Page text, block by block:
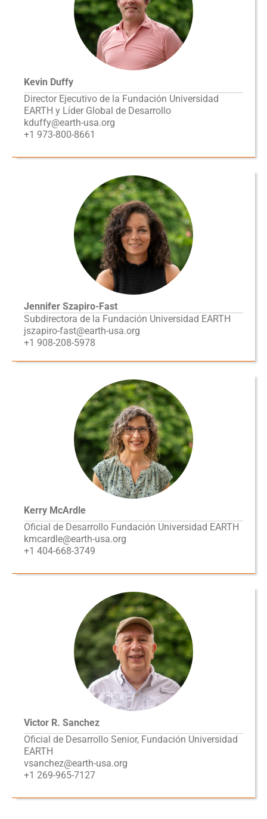
Kevin Duffy
Director Ejecutivo de la Fundación Universidad
EARTH y Líder Global de Desarrollo
kduffy@earth-usa.org
+1 973-800-8661
Jennifer Szapiro-Fast
Subdirectora de la Fundación Universidad EARTH
jszapiro-fast@earth-usa.org
+1 908-208-5978
Kerry McArdle
Oficial de Desarrollo Fundación Universidad EARTH
kmcardle@earth-usa.org
+1 404-668-3749
Victor R. Sanchez
Oficial de Desarrollo Senior, Fundación Universidad
EARTH
vsanchez@earth-usa.org
+1 269-965-7127